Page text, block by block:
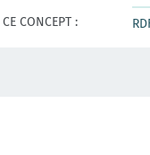
CONCEPT :